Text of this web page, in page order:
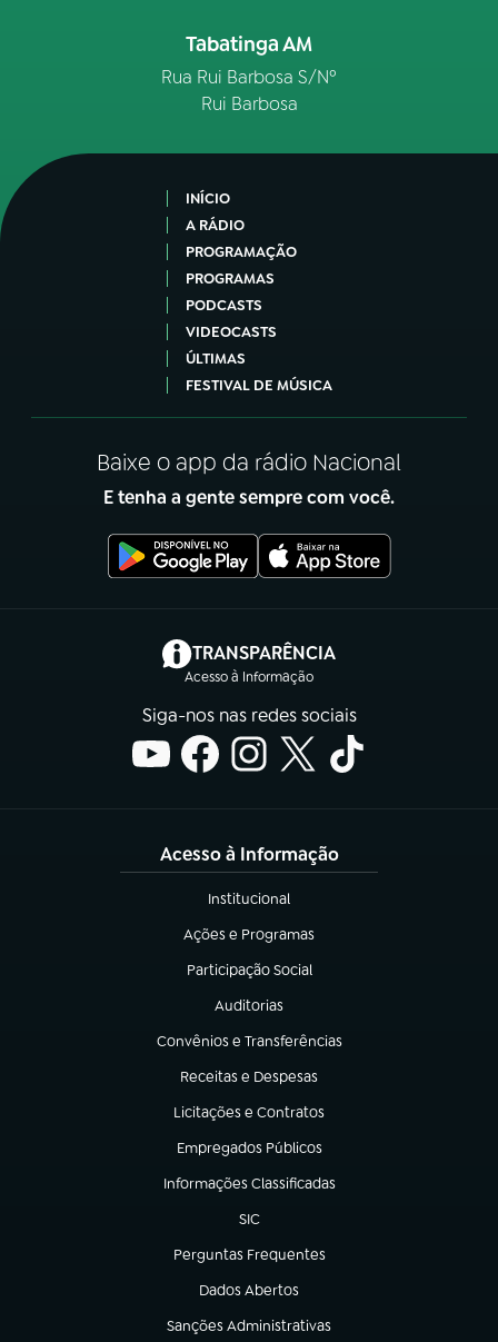
Tabatinga AM
Rua Rui Barbosa S/Nº
Rui Barbosa
INÍCIO
A RÁDIO
PROGRAMAÇÃO
PROGRAMAS
PODCASTS
VIDEOCASTS
ÚLTIMAS
FESTIVAL DE MÚSICA
Baixe o app da rádio Nacional
E tenha a gente sempre com você.
TRANSPARÊNCIA
Acesso à Informação
(abre em nova aba)
Siga-nos nas redes sociais
Acesso à Informação
Institucional
(abre em nova aba)
Ações e Programas
(abre em nova aba)
Participação Social
(abre em nova aba)
Auditorias
(abre em nova aba)
Convênios e Transferências
(abre em nova aba)
Receitas e Despesas
(abre em nova aba)
Licitações e Contratos
(abre em nova aba)
Empregados Públicos
(abre em nova aba)
Informações Classificadas
(abre em nova aba)
SIC
(abre em nova aba)
Perguntas Frequentes
(abre em nova aba)
Dados Abertos
(abre em nova aba)
Sanções Administrativas
(abre em nova aba)